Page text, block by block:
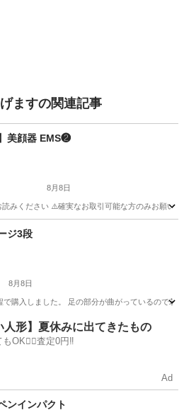
ますの関連記事
美顔器 EMS❷
8月8日
みください ⚠️確実なお取引可能な方のみお願い
EMS
ジ3段
8月8日
購入しました。 足の部分が曲がっているので
その他 キャットケージ
人形】夏休みに出てきたもの
OK🙆‍♀️査定0円‼️
Ad
ンインパクト